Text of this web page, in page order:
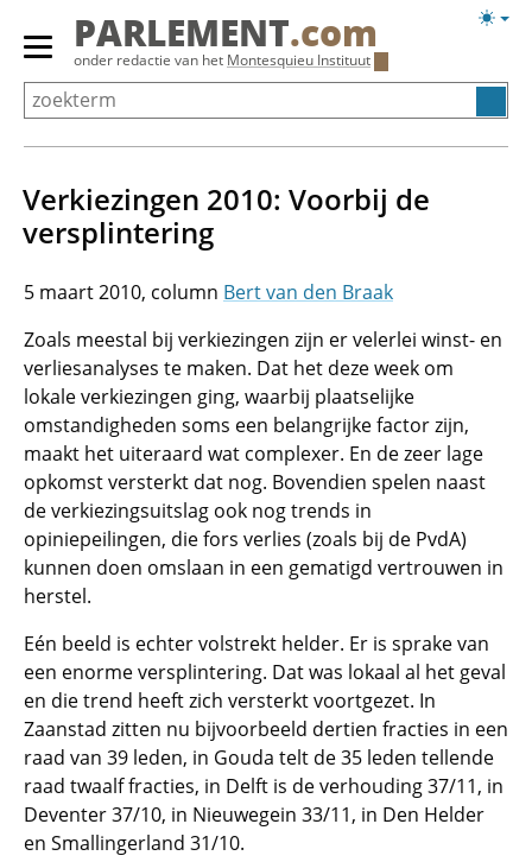
Overslaan
Primair
menu
tonen/verbergen
PARLEMENT.com
onder redactie van het Montesquieu Instituut
Verkiezingen 2010: Voorbij de
versplintering
5 maart 2010
Bert van den Braak
Zoals meestal bij verkiezingen zijn er velerlei winst- en
verliesanalyses te maken. Dat het deze week om
lokale verkiezingen ging, waarbij plaatselijke
omstandigheden soms een belangrijke factor zijn,
maakt het uiteraard wat complexer. En de zeer lage
opkomst versterkt dat nog. Bovendien spelen naast
de verkiezingsuitslag ook nog trends in
opiniepeilingen, die fors verlies (zoals bij de PvdA)
kunnen doen omslaan in een gematigd vertrouwen in
herstel.
Eén beeld is echter volstrekt helder. Er is sprake van
een enorme versplintering. Dat was lokaal al het geval
en die trend heeft zich versterkt voortgezet. In
Zaanstad zitten nu bijvoorbeeld dertien fracties in een
raad van 39 leden, in Gouda telt de 35 leden tellende
raad twaalf fracties, in Delft is de verhouding 37/11, in
Deventer 37/10, in Nieuwegein 33/11, in Den Helder
en Smallingerland 31/10.